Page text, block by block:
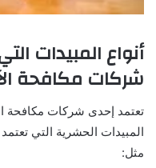
أنواع المبيدات
شركات مكافحة
تعتمد إحدى شركات مكافحة
المبيدات الحشرية التي
مثل: